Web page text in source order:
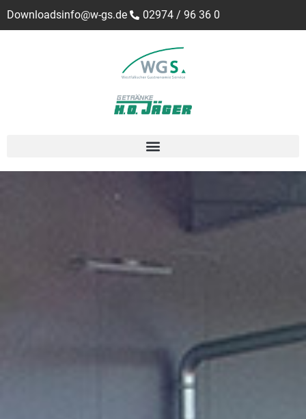
Downloadsinfo@w-gs.de 02974 / 96 36 0